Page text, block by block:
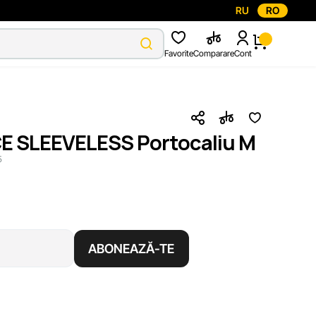
RU RO
FavoriteComparareCont
SLEEVELESS Portocaliu M
ABONEAZĂ-TE